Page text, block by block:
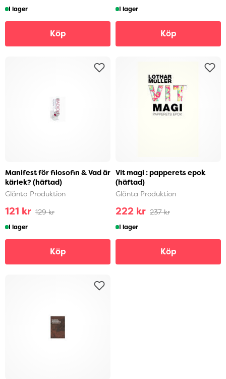
I lager
Köp
I lager
Köp
Manifest för filosofin & Vad är
kärlek? (häftad)
Glänta Produktion
121 kr 129 kr
I lager
Köp
Vit magi : papperets epok
(häftad)
Glänta Produktion
222 kr 237 kr
I lager
Köp